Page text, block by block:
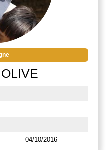
20 appartements du
rénovés en 2015.
04/10/2016